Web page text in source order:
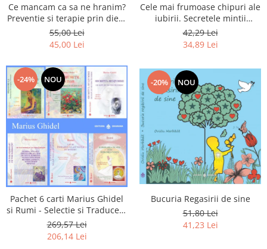
Ce mancam ca sa ne hranim?
Preventie si terapie prin dieta
in bolile cardiovasculare si in
diabetul zaharat
55,00 Lei
45,00 Lei
Cele mai frumoase chipuri ale
iubirii. Secretele mintii
omenesti in opera marelui
initiat, Rumi
42,29 Lei
34,89 Lei
-24% NOU
Pachet 6 carti Marius Ghidel
si Rumi - Selectie si Traducere
de Marius Ghidel
269,57 Lei
206,14 Lei
-20% NOU
Bucuria Regasirii de sine
51,80 Lei
41,23 Lei